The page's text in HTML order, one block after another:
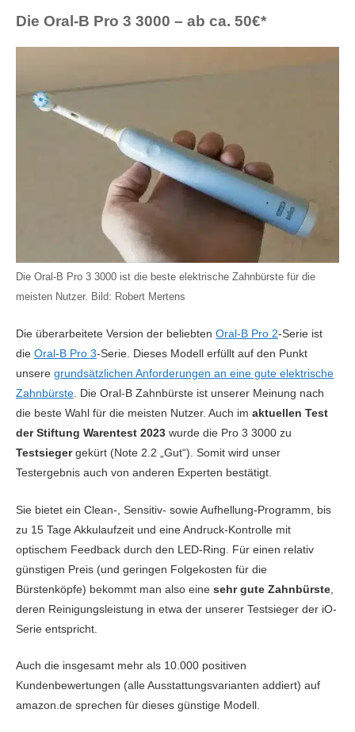
App
Die Oral-B Pro 3 3000 – ab ca. 50€*
Die Oral-B Pro 3 3000 ist die beste elektrische Zahnbürste für die
meisten Nutzer. Bild: Robert Mertens
Die überarbeitete Version der beliebten Oral-B Pro 2-Serie ist
die Oral-B Pro 3-Serie. Dieses Modell erfüllt auf den Punkt
unsere grundsätzlichen Anforderungen an eine gute elektrische
Zahnbürste . Die Oral-B Zahnbürste ist unserer Meinung nach
die beste Wahl für die meisten Nutzer. Auch im aktuellen Test
der Stiftung Warentest 2023 wurde die Pro 3 3000 zu
Testsiegergekürt (Note 2.2 „Gut“). Somit wird unser
Testergebnis auch von anderen Experten bestätigt.
Sie bietet ein Clean-, Sensitiv- sowie Aufhellung-Programm, bis
zu 15 Tage Akkulaufzeit und eine Andruck-Kontrolle mit
optischem Feedback durch den LED-Ring. Für einen relativ
günstigen Preis (und geringen Folgekosten für die
Bürstenköpfe) bekommt man also eine sehr gute Zahnbürste
deren Reinigungsleistung in etwa der unserer Testsieger der iO-
Serie entspricht.
Auch die insgesamt mehr als 10.000 positiven
Kundenbewertungen (alle Ausstattungsvarianten addiert) auf
amazon.de sprechen für dieses günstige Modell.